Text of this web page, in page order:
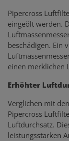
Pipercross
eingeölt werden.
beschädigen. Ein
einen merklichen
Erhöhter
Verglichen mit
Pipercross
Luftdurchsatz.
leistungsstarken